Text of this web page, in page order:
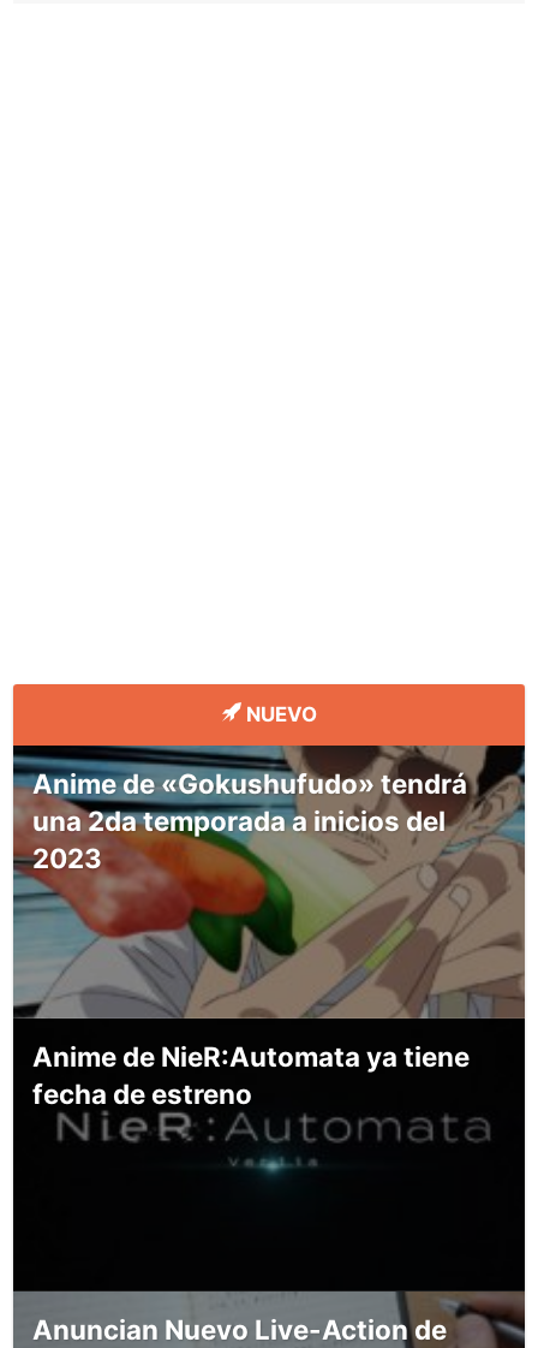
NUEVO
Anime de «Gokushufudo» tendrá
una 2da temporada a inicios del
2023
Anime de NieR:Automata ya tiene
fecha de estreno
Anuncian Nuevo Live-Action de